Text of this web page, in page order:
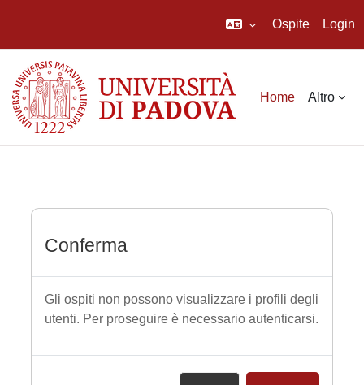
Ospite Login
Home Altro
Conferma
Gli ospiti non possono visualizzare i profili degli
utenti. Per proseguire è necessario autenticarsi.